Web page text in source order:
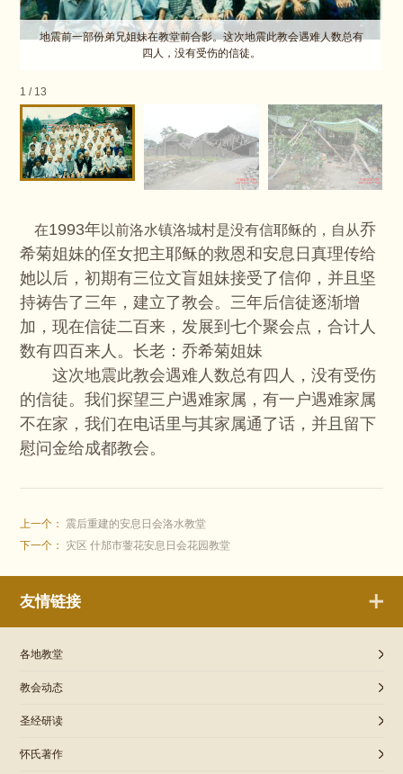
地震前一部份弟兄姐妹在教堂前合影。这次地震此教会遇难人数总有
四人，没有受伤的信徒。
1 / 13
在1993年以前洛水镇洛城村是没有信耶稣的，自从乔
希菊姐妹的侄女把主耶稣的救恩和安息日真理传给
她以后，初期有三位文盲姐妹接受了信仰，并且坚
持祷告了三年，建立了教会。三年后信徒逐渐增
加，现在信徒二百来，发展到七个聚会点，合计人
数有四百来人。长老：乔希菊姐妹
这次地震此教会遇难人数总有四人，没有受伤
的信徒。我们探望三户遇难家属，有一户遇难家属
不在家，我们在电话里与其家属通了话，并且留下
慰问金给成都教会。
上一个： 震后重建的安息日会洛水教堂
下一个： 灾区 什邡市蓥花安息日会花园教堂
友情链接
各地教堂
教会动态
圣经研读
怀氏著作